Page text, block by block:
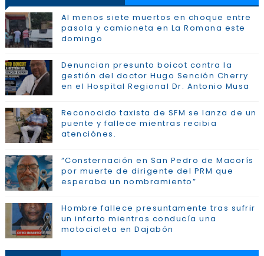
Al menos siete muertos en choque entre
pasola y camioneta en La Romana este
domingo
Denuncian presunto boicot contra la
gestión del doctor Hugo Sención Cherry
en el Hospital Regional Dr. Antonio Musa
Reconocido taxista de SFM se lanza de un
puente y fallece mientras recibia
atenciónes.
“Consternación en San Pedro de Macorís
por muerte de dirigente del PRM que
esperaba un nombramiento”
Hombre fallece presuntamente tras sufrir
un infarto mientras conducía una
motocicleta en Dajabón